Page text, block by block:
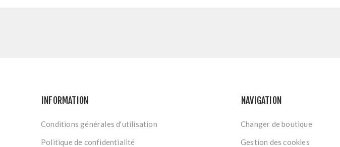
INFORMATION
Conditions générales d'utilisation
Politique de confidentialité
NAVIGATION
Changer de boutique
Gestion des cookies